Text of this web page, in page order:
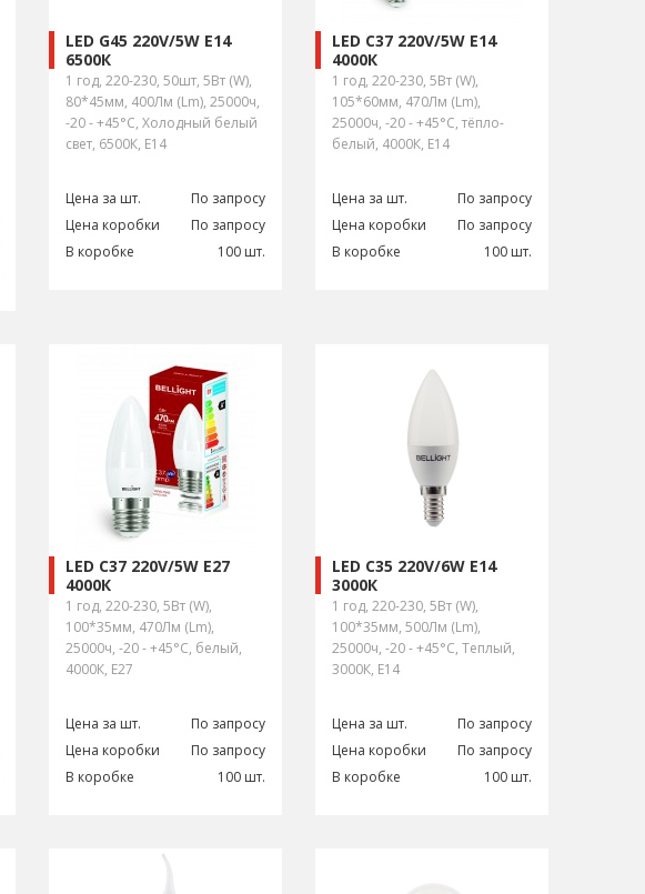
LED G45 220V/5W E14
6500К
1 год, 220-230, 50шт, 5Вт (W),
80*45мм, 400Лм (Lm), 25000ч,
-20 - +45°С, Холодный белый
свет, 6500К, E14
Цена за шт.
По запросу
Цена коробки
По запросу
В коробке
100 шт.
LED C37 220V/5W E14
4000К
1 год, 220-230, 5Вт (W),
105*60мм, 470Лм (Lm),
25000ч, -20 - +45°С, тёпло-
белый, 4000К, E14
Цена за шт.
По запросу
Цена коробки
По запросу
В коробке
100 шт.
LED C37 220V/5W E27
4000К
1 год, 220-230, 5Вт (W),
100*35мм, 470Лм (Lm),
25000ч, -20 - +45°С, белый,
4000К, E27
Цена за шт.
По запросу
Цена коробки
По запросу
В коробке
100 шт.
LED C35 220V/6W E14
3000К
1 год, 220-230, 5Вт (W),
100*35мм, 500Лм (Lm),
25000ч, -20 - +45°С, Теплый,
3000К, E14
Цена за шт.
По запросу
Цена коробки
По запросу
В коробке
100 шт.